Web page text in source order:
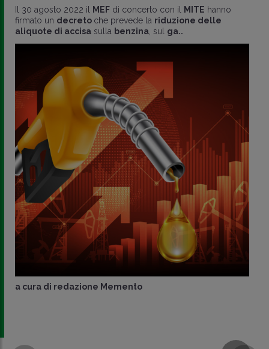
Il 30 agosto 2022 il MEF di concerto con il MITE hanno
firmato un decreto che prevede la riduzione delle
aliquote di accisa sulla benzina , sul ga..
a cura di redazione Memento